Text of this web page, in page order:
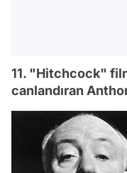
11. "Hitchcock"
canlandıran